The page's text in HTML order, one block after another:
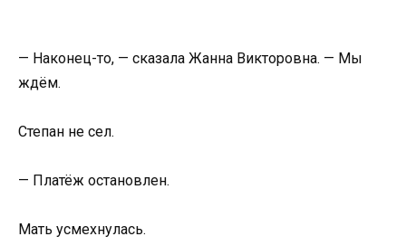
— Наконец-то, — сказала Жанна Викторовна. — Мы
ждём.
Степан не сел.
— Платёж остановлен.
Мать усмехнулась.